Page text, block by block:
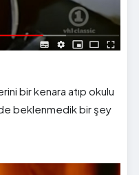
bir kenara atıp okulu
de beklenmedik bir şey